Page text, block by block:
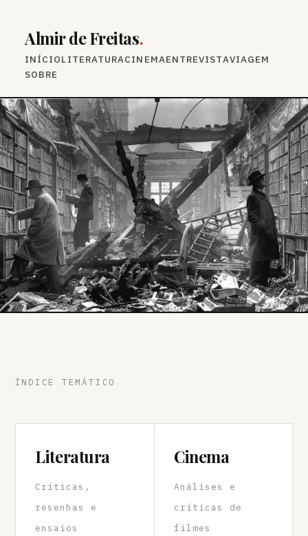
Almir de Freitas.
INÍCIOLITERATURACINEMAENTREVISTAVIAGEM
SOBRE
ÍNDICE TEMÁTICO
Literatura
Críticas,
resenhas e
ensaios
Cinema
Análises e
críticas de
filmes